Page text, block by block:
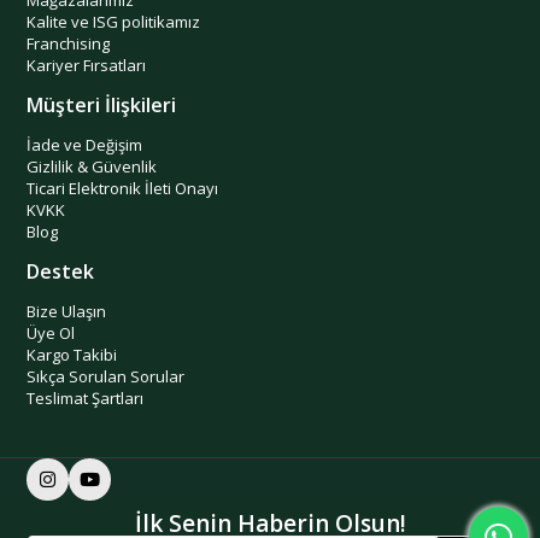
Kalite ve ISG politikamız
Franchising
Kariyer Fırsatları
Müşteri İlişkileri
İade ve Değişim
Gizlilik & Güvenlik
Ticari Elektronik İleti Onayı
KVKK
Blog
Destek
Bize Ulaşın
Üye Ol
Kargo Takibi
Sıkça Sorulan Sorular
Teslimat Şartları
İlk Senin Haberin Olsun!